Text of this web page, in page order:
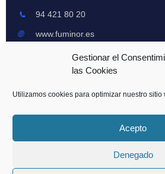
Gestionar el
las Cookies
Utilizamos cookies para optimizar nuestro sitio
Acepto
Denegado
📞 94 421 80 20
🌐 www.fuminor.es
Lun-Vie: 8am-6pm
Emergencias 24h
© 2024 Fuminor XXI, S.L. - Todos los
CAPV: 0097-CAV